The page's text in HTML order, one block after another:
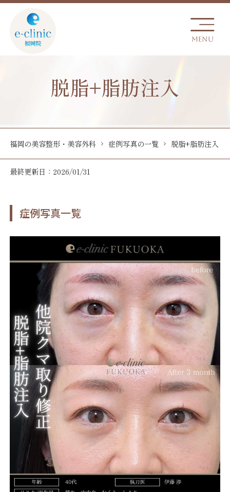
脱脂+脂肪注入
福岡の美容整形・美容外科 症例写真の一覧 脱脂+脂肪注入
最終更新日：2026/01/31
症例写真一覧